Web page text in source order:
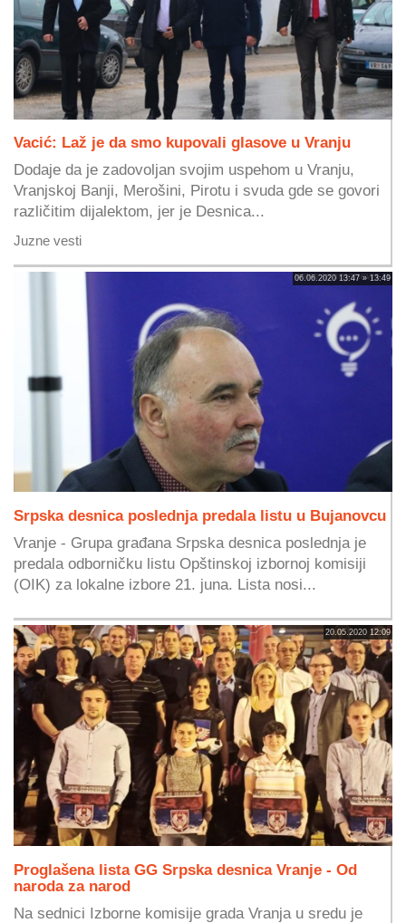
Vacić: Laž je da smo kupovali glasove u Vranju
Dodaje da je zadovoljan svojim uspehom u Vranju,
Vranjskoj Banji, Merošini, Pirotu i svuda gde se govori
različitim dijalektom, jer je Desnica...
Juzne vesti
06.06.2020 13:47 » 13:49
Srpska desnica poslednja predala listu u Bujanovcu
Vranje - Grupa građana Srpska desnica poslednja je
predala odborničku listu Opštinskoj izbornoj komisiji
(OIK) za lokalne izbore 21. juna. Lista nosi...
20.05.2020 12:09
Proglašena lista GG Srpska desnica Vranje - Od
naroda za narod
Na sednici Izborne komisije grada Vranja u sredu je